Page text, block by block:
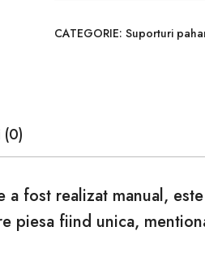
CATEGORIE: Suporturi
(0)
fost realizat manual,
piesa fiind unica,